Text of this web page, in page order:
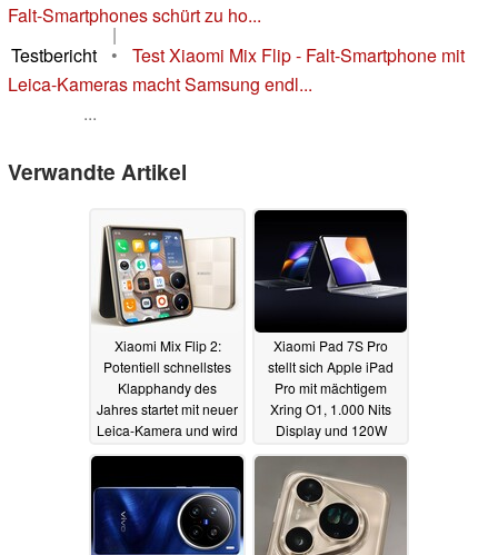
Falt-Smartphones schürt zu ho...
|
Testbericht
•
Test Xiaomi Mix Flip - Falt-Smartphone mit
Leica-Kameras macht Samsung endl...
...
Verwandte Artikel
Xiaomi Mix Flip 2:
Potentiell schnellstes
Klapphandy des
Jahres startet mit neuer
Leica-Kamera und wird
26.06.2025
Xiaomi Pad 7S Pro
stellt sich Apple iPad
Pro mit mächtigem
Xring O1, 1.000 Nits
Display und 120W
26.06.2025